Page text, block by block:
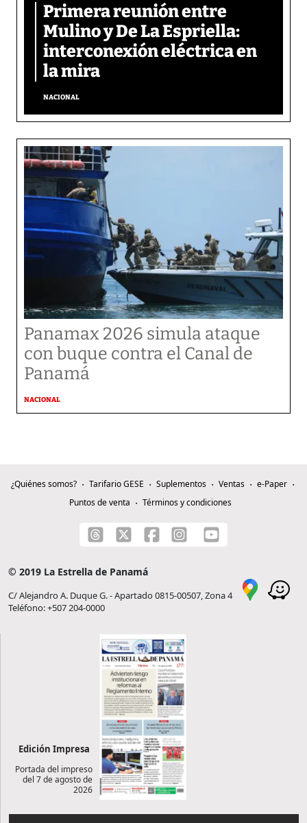
Primera reunión entre
Mulino y De La Espriella:
interconexión eléctrica en
la mira
NACIONAL
Panamax 2026 simula ataque
con buque contra el Canal de
Panamá
NACIONAL
¿Quiénes somos? Tarifario GESE Suplementos Ventas
e-Paper
Puntos de venta
Términos y condiciones
© 2019 La Estrella de Panamá
C/ Alejandro A. Duque G. - Apartado 0815-00507, Zona 4
Teléfono: +507 204-0000
Edición Impresa
Portada del impreso
del 7 de agosto de
2026